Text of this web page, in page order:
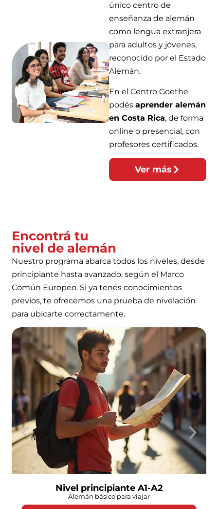
único centro de
enseñanza de alemán
como lengua extranjera
para adultos y jóvenes,
reconocido por el Estado
Alemán.
En el Centro Goethe
podés aprender alemán
en Costa Rica, de forma
online o presencial, con
profesores certificados.
Ver más
Encontrá tu
nivel de alemán
Nuestro programa abarca todos los niveles, desde
principiante hasta avanzado, según el Marco
Común Europeo. Si ya tenés conocimientos
previos, te ofrecemos una prueba de nivelación
para ubicarte correctamente.
Nivel principiante A1-A2
Alemán básico para viajar